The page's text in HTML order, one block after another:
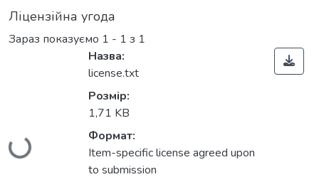
Ліцензійна угода
Зараз показуємо 1 - 1 з 1
Вантажиться...
Назва:
license.txt
Розмір:
1,71 KB
Формат:
Item-specific license agreed upon
to submission